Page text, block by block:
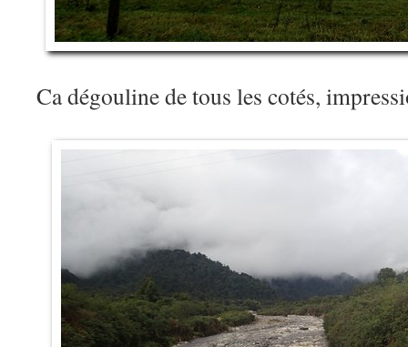
Ca dégouline de tous les cotés,